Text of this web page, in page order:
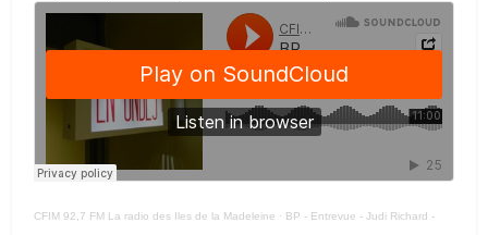
CFIM 92,7 FM La radio des Iles de la Madeleine · BP - Entrevue - Judi Richard -